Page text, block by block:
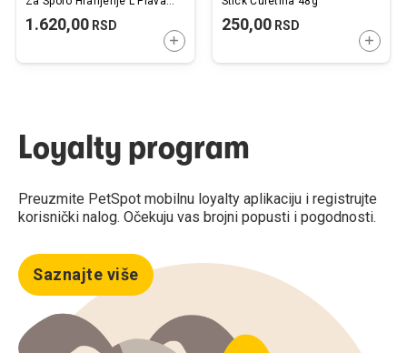
1.620,00 RSD
DODAJTE U KORPU
250,00RSD
Loyalty program
Preuzmite PetSpot mobilnu loyalty aplikaciju i registrujte
korisnički nalog. Očekuju vas brojni popusti i pogodnosti.
Saznajte više